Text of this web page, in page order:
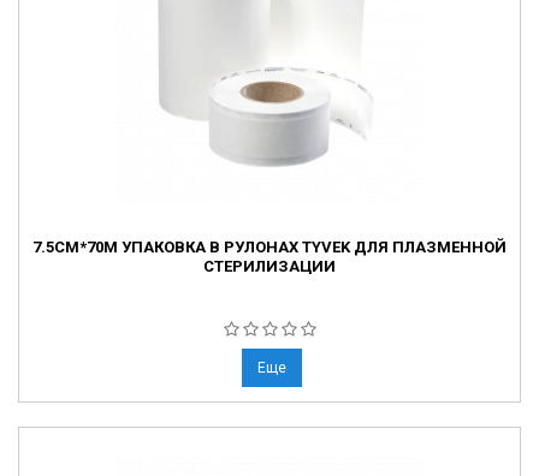
7.5СМ*70М УПАКОВКА В РУЛОНАХ TYVEK ДЛЯ ПЛАЗМЕННОЙ
СТЕРИЛИЗАЦИИ
Еще